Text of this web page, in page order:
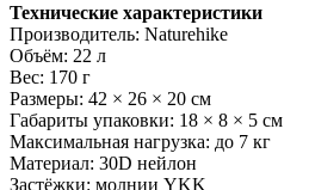
Технические характеристики
Производитель: Naturehike
Объём: 22 л
Вес: 170 г
Размеры: 42 × 26 × 20 см
Габариты упаковки: 18 × 8 × 5 см
Максимальная нагрузка: до 7 кг
Материал: 30D нейлон
Застёжки: молнии YKK